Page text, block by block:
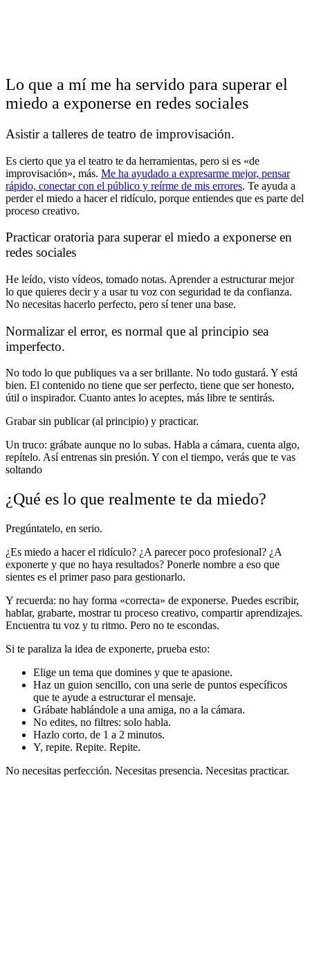
Lo que a mí me ha servido para superar el
miedo a exponerse en redes sociales
Asistir a talleres de teatro de improvisación.
Es cierto que ya el teatro te da herramientas, pero si es «de
improvisación», más. Me ha ayudado a expresarme mejor, pensar
rápido, conectar con el público y reírme de mis errores. Te ayuda a
perder el miedo a hacer el ridículo, porque entiendes que es parte del
proceso creativo.
Practicar oratoria para superar el miedo a exponerse en
redes sociales
He leído, visto vídeos, tomado notas. Aprender a estructurar mejor
lo que quieres decir y a usar tu voz con seguridad te da confianza.
No necesitas hacerlo perfecto, pero sí tener una base.
Normalizar el error, es normal que al principio sea
imperfecto.
No todo lo que publiques va a ser brillante. No todo gustará. Y está
bien. El contenido no tiene que ser perfecto, tiene que ser honesto,
útil o inspirador. Cuanto antes lo aceptes, más libre te sentirás.
Grabar sin publicar (al principio) y practicar.
Un truco: grábate aunque no lo subas. Habla a cámara, cuenta algo,
repítelo. Así entrenas sin presión. Y con el tiempo, verás que te vas
soltando
¿Qué es lo que realmente te da miedo?
Pregúntatelo, en serio.
¿Es miedo a hacer el ridículo? ¿A parecer poco profesional? ¿A
exponerte y que no haya resultados? Ponerle nombre a eso que
sientes es el primer paso para gestionarlo.
Y recuerda: no hay forma «correcta» de exponerse. Puedes escribir,
hablar, grabarte, mostrar tu proceso creativo, compartir aprendizajes.
Encuentra tu voz y tu ritmo. Pero no te escondas.
Si te paraliza la idea de exponerte, prueba esto:
Elige un tema que domines y que te apasione.
Haz un guion sencillo, con una serie de puntos específicos
que te ayude a estructurar el mensaje.
Grábate hablándole a una amiga, no a la cámara.
No edites, no filtres: solo habla.
Hazlo corto, de 1 a 2 minutos.
Y, repite. Repite. Repite.
No necesitas perfección. Necesitas presencia. Necesitas practicar.